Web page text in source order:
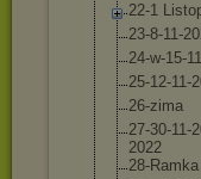
22-1
23-8-11-
24-w-15-
25-12-11-
26-zima
27-30-11-
2022
28-